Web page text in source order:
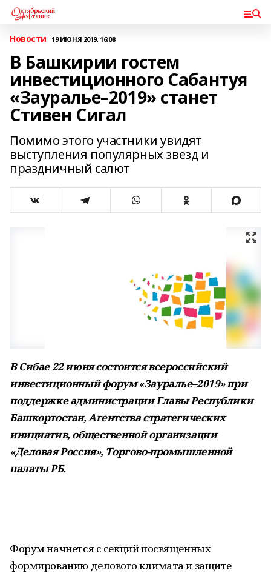
Новости 19 ИЮНЯ 2019, 16:08
В Башкирии гостем
инвестиционного Сабантуя
«Зауралье–2019» станет
Стивен Сигал
Помимо этого участники увидят
выступления популярных звезд и
праздничный салют
В Сибае 22 июня состоится всероссийский
инвестиционный форум «Зауралье–2019» при
поддержке администрации Главы Республики
Башкортостан, Агентства стратегических
инициатив, общественной организации
«Деловая Россия», Торгово-промышленной
палаты РБ.
Форум начнется с секций посвященных
формированию делового климата и защите